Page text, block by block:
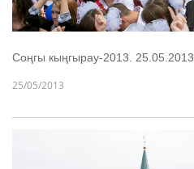
Соңгы кыңгырау-2013. 25.05.2013
25/05/2013